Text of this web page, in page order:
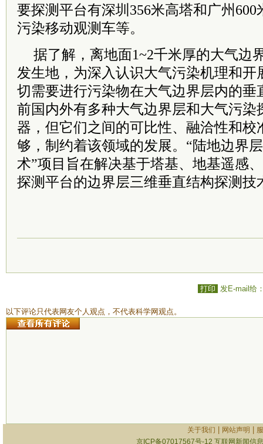
要探测平台有深圳356米高塔和广州
污染移动观测车等。
据了解，离地面1~2千米厚的大气边
发生地，为深入认识大气污染机理和开
切需要进行污染物在大气边界层内的垂
前国内外有多种大气边界层和大气污染
器，但它们之间的可比性、融洽性和校
够，制约着该领域的发展。“陆地边界
术”项目旨在解决基于塔基、地基遥感
探测平台的边界层三维垂直结构探测技
打印 发E-mail给
以下评论只代表网友个人观点，不代表科学网观点。
关于我们 网站声明
京ICP备07017567号-12 互联网新闻信